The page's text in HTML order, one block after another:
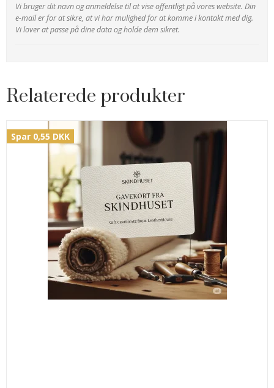
Vi bruger dit navn og anmeldelse til at vise offentligt på vores website. Din
e-mail er for at sikre, at vi har mulighed for at komme i kontakt med dig.
Vi lover at passe på dine data og holde dem sikret.
Relaterede produkter
Spar 0,55 DKK